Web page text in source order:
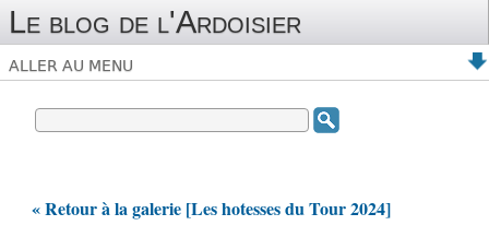
Le blog de l'Ardoisier
ALLER AU MENU
« Retour à la galerie [Les hotesses du Tour 2024]